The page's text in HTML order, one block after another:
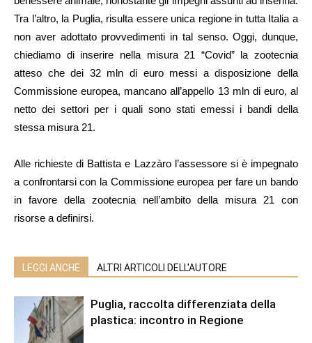
Tra l’altro, la Puglia, risulta essere unica regione in tutta Italia a
non aver adottato provvedimenti in tal senso. Oggi, dunque,
chiediamo di inserire nella misura 21 “Covid” la zootecnia
atteso che dei 32 mln di euro messi a disposizione della
Commissione europea, mancano all’appello 13 mln di euro, al
netto dei settori per i quali sono stati emessi i bandi della
stessa misura 21.
Alle richieste di Battista e Lazzàro l’assessore si è impegnato
a confrontarsi con la Commissione europea per fare un bando
in favore della zootecnia nell’ambito della misura 21 con
risorse a definirsi.
LEGGI ANCHE ALTRI ARTICOLI DELL'AUTORE
Puglia, raccolta differenziata della
plastica: incontro in Regione